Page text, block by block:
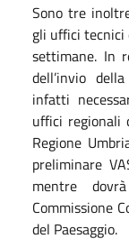
Sono tre
gli uffici tecnici
settimane. In
dell’invio
infatti
uffici regionali
Regione
preliminare
mentre
Commissione
del Paesaggio.